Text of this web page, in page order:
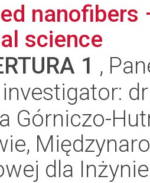
science
1 ,
Górniczo-
dla